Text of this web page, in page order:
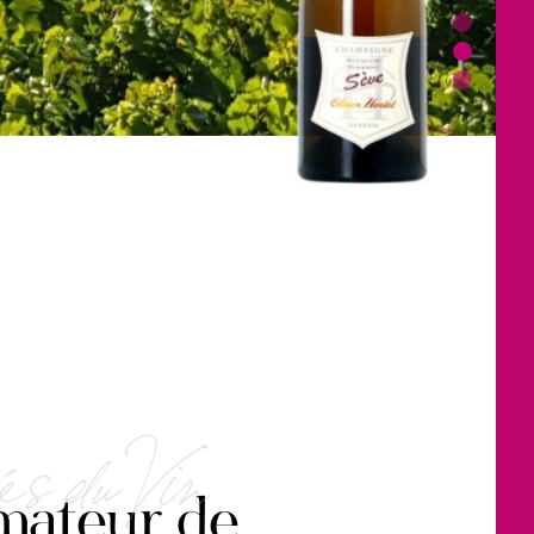
du Vin